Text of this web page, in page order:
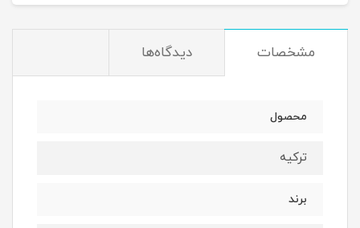
مشخصات دیدگاه‌ها
محصول
ترکیه
برند